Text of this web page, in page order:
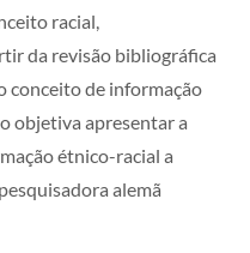
racial,
da revisão bibliográfica
conceito de informação
objetiva apresentar a
étnico-racial a
alemã